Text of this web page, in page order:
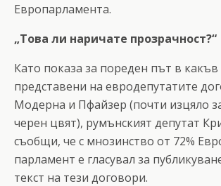
Европарламента.
„Това ли наричате прозрачност?“
Като показа за пореден път в какъв
представени на евродепутатите
Модерна и Пфайзер (почти изцяло
черен цвят), румънският депутат
съобщи, че с мнозинство от 72%
парламент е гласувал за
текст на тези договори.